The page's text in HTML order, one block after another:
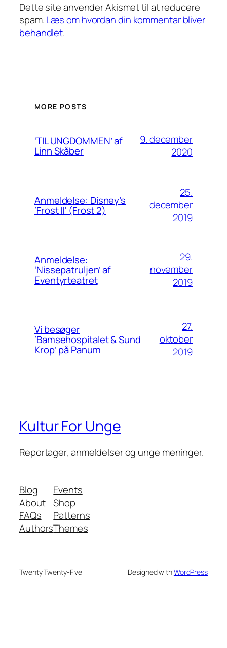
Dette site anvender Akismet til at reducere
spam.Læs om hvordan din kommentar bliver
behandlet.
MORE POSTS
‘TIL UNGDOMMEN’ af
Linn Skåber
9. december
2020
Anmeldelse: Disney’s
‘Frost II’ (Frost 2)
25.
december
2019
Anmeldelse:
‘Nissepatruljen’ af
Eventyrteatret
29.
november
2019
Vi besøger
‘Bamsehospitalet & Sund
Krop’ på Panum
27.
oktober
2019
Kultur For Unge
Reportager, anmeldelser og unge meninger.
Blog
About
FAQs
Authors
Events
Shop
Patterns
Themes
Twenty Twenty-Five Designed withWordPress